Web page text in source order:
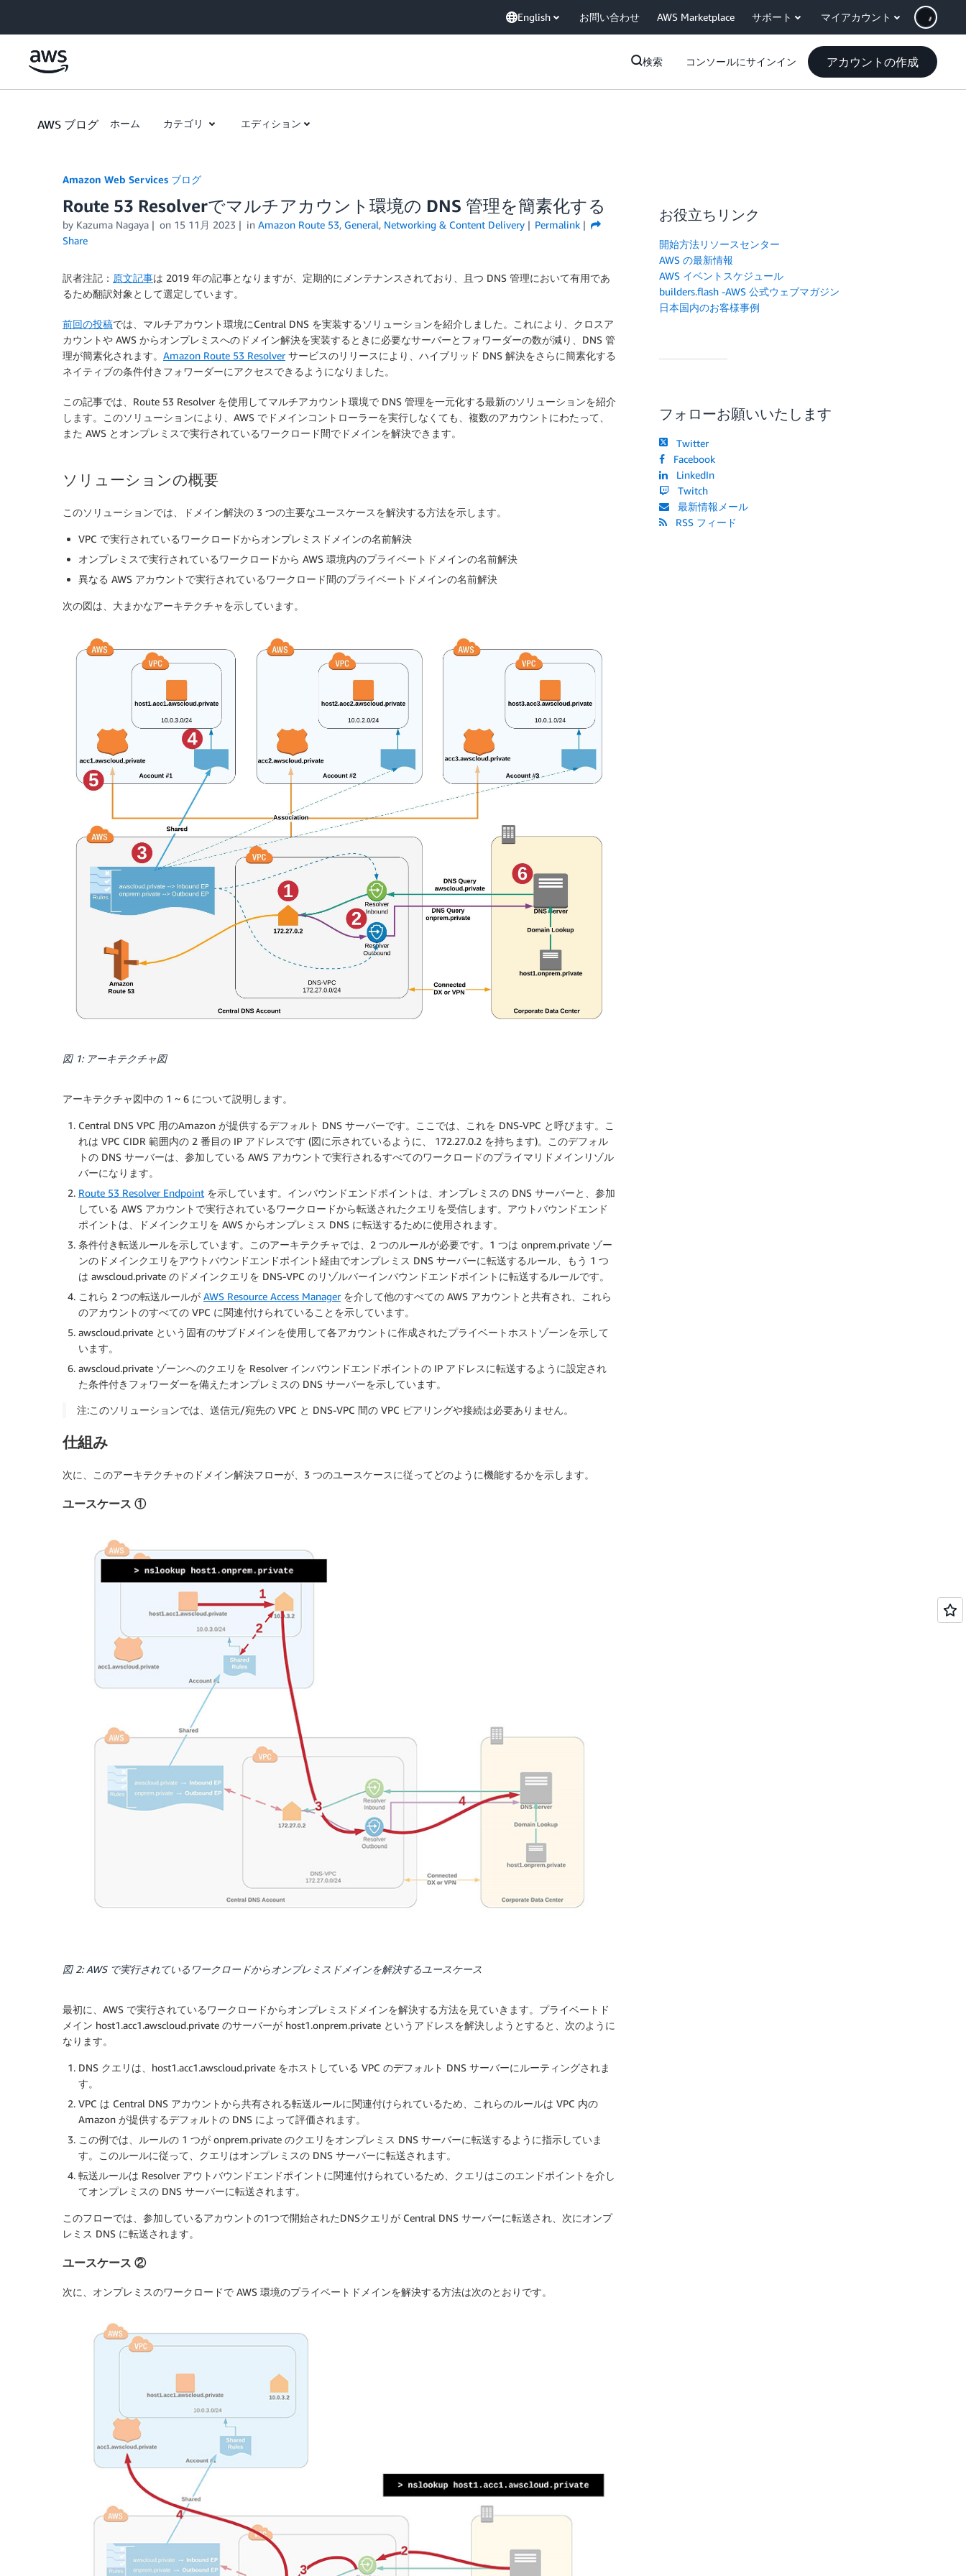
English お問い合わせ AWS Marketplace サポート マイアカウント
検索 コンソールにサインイン アカウントの作成
AWS ブログ ホーム カテゴリ エディション
Amazon Web Services ブログ
Route 53 Resolverでマルチアカウント環境の DNS 管理を簡素化する
by Kazuma Nagaya on 15 11月 2023 in Amazon Route 53, General, Networking & Content Delivery
Permalink
Share
訳者注記： 原文記事は 2019 年の記事となりますが、定期的にメンテナンスされており、且つ DNS 管理において有用であ
るため翻訳対象として選定しています。
前回の投稿では、マルチアカウント環境にCentral DNS を実装するソリューションを紹介しました。これにより、クロスア
カウントや AWS からオンプレミスへのドメイン解決を実装するときに必要なサーバーとフォワーダーの数が減り、DNS 管
理が簡素化されます。 Amazon Route 53 Resolverサービスのリリースにより、ハイブリッド DNS 解決をさらに簡素化する
ネイティブの条件付きフォワーダーにアクセスできるようになりました。
この記事では、Route 53 Resolver を使用してマルチアカウント環境で DNS 管理を一元化する最新のソリューションを紹介
します。このソリューションにより、AWS でドメインコントローラーを実行しなくても、複数のアカウントにわたって、
また AWS とオンプレミスで実行されているワークロード間でドメインを解決できます。
ソリューションの概要
このソリューションでは、ドメイン解決の 3 つの主要なユースケースを解決する方法を示します。
VPC で実行されているワークロードからオンプレミスドメインの名前解決
オンプレミスで実行されているワークロードから AWS 環境内のプライベートドメインの名前解決
異なる AWS アカウントで実行されているワークロード間のプライベートドメインの名前解決
次の図は、大まかなアーキテクチャを示しています。
図 1: アーキテクチャ図
アーキテクチャ図中の 1 ~ 6 について説明します。
Central DNS VPC 用のAmazon が提供するデフォルト DNS サーバーです。ここでは、これを DNS-VPC と呼びます。こ
れは VPC CIDR 範囲内の 2 番目の IP アドレスです (図に示されているように、 172.27.0.2 を持ちます)。このデフォル
トの DNS サーバーは、参加している AWS アカウントで実行されるすべてのワークロードのプライマリドメインリゾル
バーになります。
Route 53 Resolver Endpoint を示しています。インバウンドエンドポイントは、オンプレミスの DNS サーバーと、参加
している AWS アカウントで実行されているワークロードから転送されたクエリを受信します。アウトバウンドエンド
ポイントは、ドメインクエリを AWS からオンプレミス DNS に転送するために使用されます。
条件付き転送ルールを示しています。このアーキテクチャでは、2 つのルールが必要です。1 つは onprem.private ゾー
ンのドメインクエリをアウトバウンドエンドポイント経由でオンプレミス DNS サーバーに転送するルール、もう 1 つ
は awscloud.private のドメインクエリを DNS-VPC のリゾルバーインバウンドエンドポイントに転送するルールです。
これら 2 つの転送ルールが AWS Resource Access Managerを介して他のすべての AWS アカウントと共有され、これら
のアカウントのすべての VPC に関連付けられていることを示しています。
awscloud.private という固有のサブドメインを使用して各アカウントに作成されたプライベートホストゾーンを示して
います。
awscloud.private ゾーンへのクエリを Resolver インバウンドエンドポイントの IP アドレスに転送するように設定され
た条件付きフォワーダーを備えたオンプレミスの DNS サーバーを示しています。
注:このソリューションでは、送信元/宛先の VPC と DNS-VPC 間の VPC ピアリングや接続は必要ありません。
仕組み
次に、このアーキテクチャのドメイン解決フローが、3 つのユースケースに従ってどのように機能するかを示します。
ユースケース ①
図 2: AWS で実行されているワークロードからオンプレミスドメインを解決するユースケース
最初に、AWS で実行されているワークロードからオンプレミスドメインを解決する方法を見ていきます。プライベートド
メイン host1.acc1.awscloud.private のサーバーが host1.onprem.private というアドレスを解決しようとすると、次のように
なります。
DNS クエリは、host1.acc1.awscloud.private をホストしている VPC のデフォルト DNS サーバーにルーティングされま
す。
VPC は Central DNS アカウントから共有される転送ルールに関連付けられているため、これらのルールは VPC 内の
Amazon が提供するデフォルトの DNS によって評価されます。
この例では、ルールの 1 つが onprem.private のクエリをオンプレミス DNS サーバーに転送するように指示していま
す。このルールに従って、クエリはオンプレミスの DNS サーバーに転送されます。
転送ルールは Resolver アウトバウンドエンドポイントに関連付けられているため、クエリはこのエンドポイントを介し
てオンプレミスの DNS サーバーに転送されます。
このフローでは、参加しているアカウントの1つで開始されたDNSクエリが Central DNS サーバーに転送され、次にオンプ
レミス DNS に転送されます。
ユースケース ②
次に、オンプレミスのワークロードで AWS 環境のプライベートドメインを解決する方法は次のとおりです。
お役立ちリンク
開始方法リソースセンター
AWS の最新情報
AWS イベントスケジュール
builders.flash -AWS 公式ウェブマガジン
日本国内のお客様事例
フォローお願いいたします
Twitter
Facebook
LinkedIn
Twitch
最新情報メール
RSS フィード